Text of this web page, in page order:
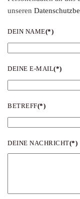
unseren
DEIN NAME(*)
DEINE E-MAIL(*)
BETREFF(*)
DEINE NACHRICHT(*)